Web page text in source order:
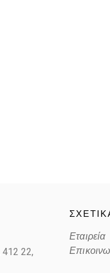
412 22,
Εταιρεία